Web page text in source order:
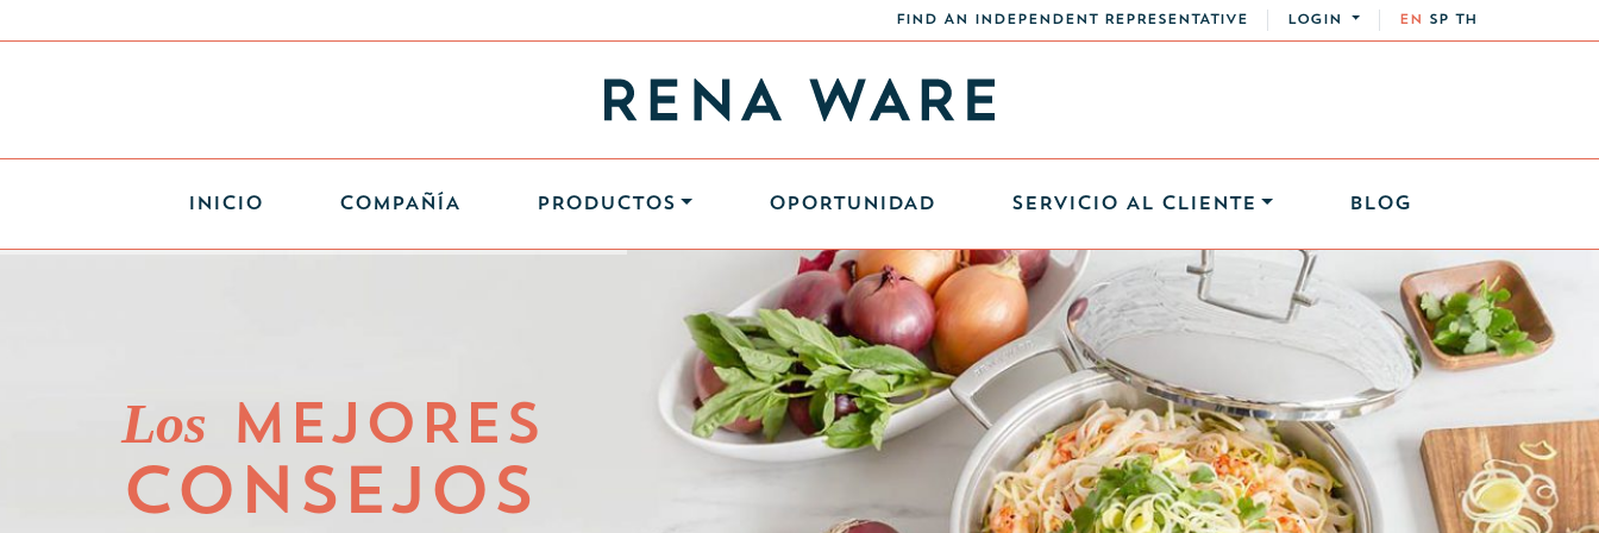
FIND AN INDEPENDENT REPRESENTATIVE LOGIN EN SP TH
INICIO COMPAÑÍA PRODUCTOS OPORTUNIDAD SERVICIO AL CLIENTE BLOG
Los MEJORES
CONSEJOS